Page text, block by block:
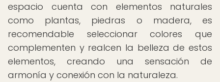
espacio cuenta con elementos naturales
como plantas, piedras o madera, es
recomendable seleccionar colores que
complementen y realcen la belleza de estos
elementos, creando una sensación de
armonía y conexión con la naturaleza.